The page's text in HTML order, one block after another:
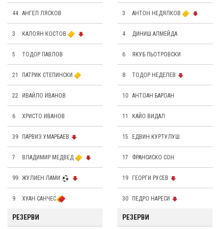
44 АНГЕЛ ЛЯСКОВ
3 КАЛОЯН КОСТОВ
5 ТОДОР ПАВЛОВ
21 ПАТРИК СТЕПИНСКИ
22 ИВАЙЛО ИВАНОВ
6 ХРИСТО ИВАНОВ
39 ПАРВИЗ УМАРБАЕВ
7 ВЛАДИМИР МЕДВЕД
99 ЖУЛИЕН ЛАМИ
9 ХУАН САНЧЕС
РЕЗЕРВИ
3 АНТОН НЕДЯЛКОВ
4 ДИНИШ АЛМЕЙДА
6 ЯКУБ ПЬОТРОВСКИ
8 ТОДОР НЕДЕЛЕВ
10 АНТОАН БАРОАН
11 КАЙО ВИДАЛ
15 ЕДВИН КУРТУЛУШ
17 ФРАНСИСКО СОН
19 ГЕОРГИ РУСЕВ
30 ПЕДРО НАРЕСИ
РЕЗЕРВИ